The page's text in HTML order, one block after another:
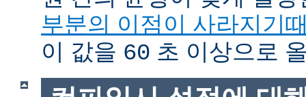
부분의 이점이 사라지기
이 값을 60 초 이상으로